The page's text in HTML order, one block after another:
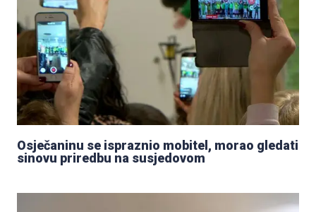
Osječaninu se ispraznio mobitel, morao gledati
sinovu priredbu na susjedovom